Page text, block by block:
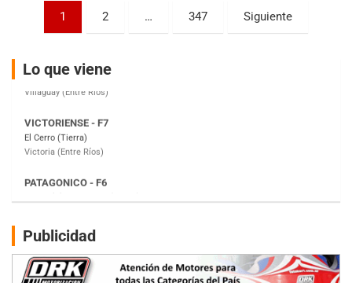
Paginación
entradas
1 2 … 347 Siguiente
Lo que viene
Villaguay (Entre Ríos)
El Cerro (Tierra)
Victoria (Entre Ríos)
Moto Club Reginense (Tierra)
Gral. E. Godoy (Río Negro)
Juventud Unida (Tierra)
NORESTE SANTAFESINO - F6
Ciudad de Avellaneda (Asfalto)
Avellaneda (Santa Fe)
Publicidad